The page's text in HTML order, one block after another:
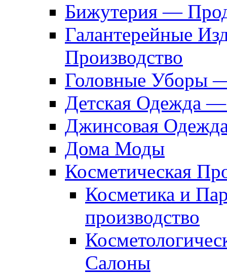
Бижутерия —
Галантерейные
Производство
Головные Уборы
Детская Одежда
Джинсовая
Дома Моды
Косметическая
Косметика и
производство
Салоны